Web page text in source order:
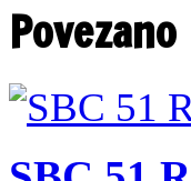
Povezano